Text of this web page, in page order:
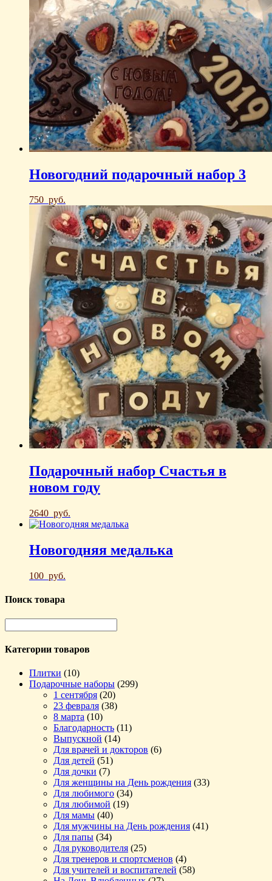
Новогодний подарочный набор 3
750 руб.
Подарочный набор Счастья в
новом году
2640 руб.
Новогодняя медалька
100 руб.
Поиск товара
Категории товаров
Плитки (10)
Подарочные наборы (299)
1 сентября (20)
23 февраля (38)
8 марта (10)
Благодарность (11)
Выпускной (14)
Для врачей и докторов (6)
Для детей (51)
Для дочки (7)
Для женщины на День рождения (33)
Для любимого (34)
Для любимой (19)
Для мамы (40)
Для мужчины на День рождения (41)
Для папы (34)
Для руководителя (25)
Для тренеров и спортсменов (4)
Для учителей и воспитателей (58)